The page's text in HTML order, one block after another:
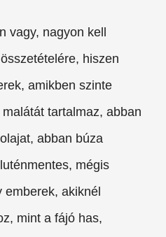
vagy, nagyon kell
hiszen
amikben szinte
tartalmaz, abban
abban búza
mégis
akiknél
mint a fájó has,